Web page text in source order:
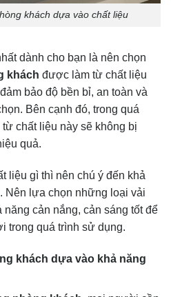
khách dựa vào chất liệu
dành cho bạn là nên chọn
khách được làm từ chất liệu
bảo độ bền bỉ, an toàn và
Bên cạnh đó, trong quá
chất liệu này sẽ không bị
quả.
liệu gì thì nên chú ý đến khả
Nên lựa chọn những loại vải
cản nắng, cản sáng tốt để
trong quá trình sử dụng.
khách dựa vào khả năng